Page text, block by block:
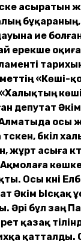
асыратын
ие
ерекше
«Көші-
депутат
Алматыда осы
бүкіл
жұрт асыға
Осы күні
Әкім Ысқақ
Әрі бұл заң
қазақ